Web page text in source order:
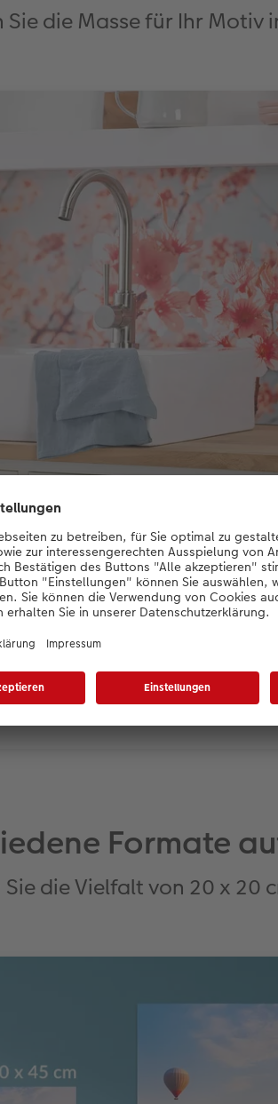
Sie die Masse für Ihr Motiv
Print – wir fertigen Ihre CEWE
Formate
die Vielfalt von 20 x 20